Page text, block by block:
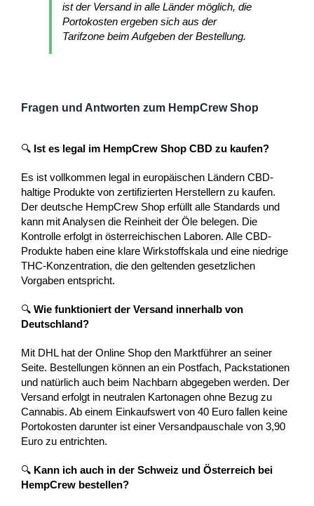
ist der Versand in alle Länder möglich, die
Portokosten ergeben sich aus der
Tarifzone beim Aufgeben der Bestellung.
Fragen und Antworten zum HempCrew Shop
🔍 Ist es legal im HempCrew Shop CBD zu kaufen?
Es ist vollkommen legal in europäischen Ländern CBD-
haltige Produkte von zertifizierten Herstellern zu kaufen.
Der deutsche HempCrew Shop erfüllt alle Standards und
kann mit Analysen die Reinheit der Öle belegen. Die
Kontrolle erfolgt in österreichischen Laboren. Alle CBD-
Produkte haben eine klare Wirkstoffskala und eine niedrige
THC-Konzentration, die den geltenden gesetzlichen
Vorgaben entspricht.
🔍 Wie funktioniert der Versand innerhalb von
Deutschland?
Mit DHL hat der Online Shop den Marktführer an seiner
Seite. Bestellungen können an ein Postfach, Packstationen
und natürlich auch beim Nachbarn abgegeben werden. Der
Versand erfolgt in neutralen Kartonagen ohne Bezug zu
Cannabis. Ab einem Einkaufswert von 40 Euro fallen keine
Portokosten darunter ist einer Versandpauschale von 3,90
Euro zu entrichten.
🔍 Kann ich auch in der Schweiz und Österreich bei
HempCrew bestellen?